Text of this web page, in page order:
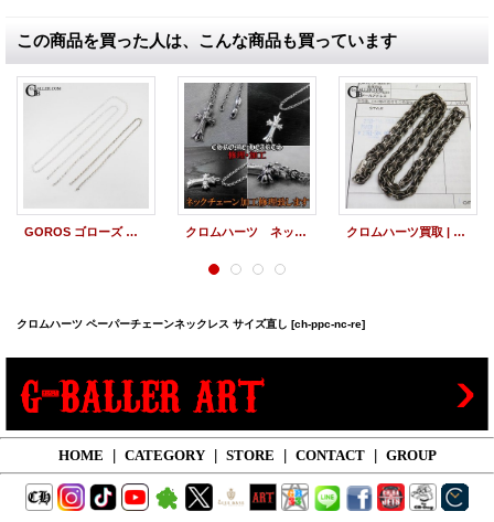
この商品を買った人は、こんな商品も買っています
GOROS ゴローズ ネックレスチェーン サイズ直し 合体カスタム クロムハーツ ネックレス チェーン 修理 丸カンにロールチェーンを加工し通します クロムハーツ買取 | ペーパーチェーン 18インチ
クロムハーツ ペーパーチェーンネックレス サイズ直し [ch-ppc-nc-re]
HOME | CATEGORY | STORE | CONTACT | GROUP